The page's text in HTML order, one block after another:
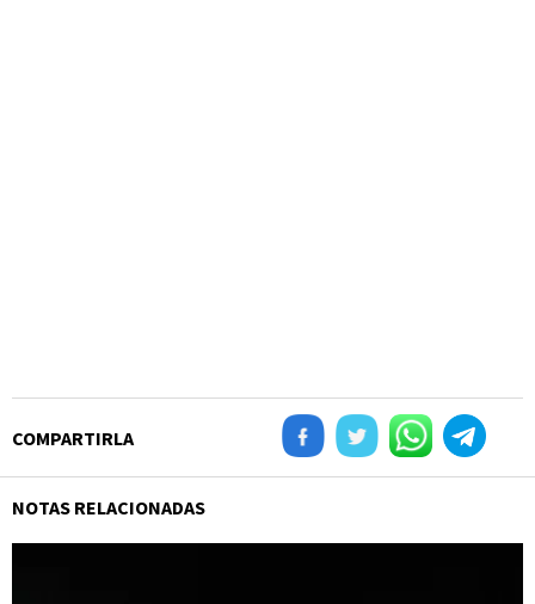
COMPARTIRLA
NOTAS RELACIONADAS